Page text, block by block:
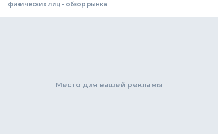
физических лиц - обзор рынка
Место для вашей рекламы